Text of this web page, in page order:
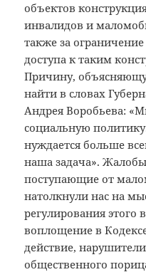
объектов
инвалидов и
также за
доступа к таким
Причину,
найти в словах
Андрея Воробьева:
социальную
нуждается больше
наша задача».
поступающие от
натолкнули нас на
регулирования этого
воплощение в
действие,
общественного